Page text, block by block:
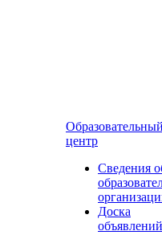
центр
Сведения
Доска
объявлений